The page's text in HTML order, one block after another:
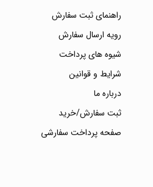
راهنمای ثبت سفارش
رویه ارسال سفارش
شیوه های پرداخت
شرایط و قوانین
درباره ما
ثبت سفارش/خرید
صفحه پرداخت سفارشی